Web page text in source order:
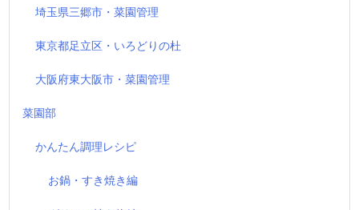
埼玉県三郷市・菜園管理
東京都足立区・いろどりの杜
大阪府東大阪市・菜園管理
菜園部
かんたん調理レシピ
お鍋・すき焼き編